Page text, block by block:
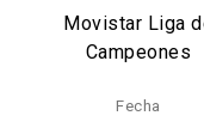
Movistar Liga
Campeones
Fecha